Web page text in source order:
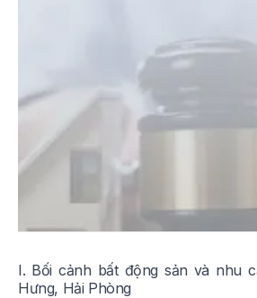
I. Bối cảnh bất động sản và nhu
Hưng, Hải Phòng